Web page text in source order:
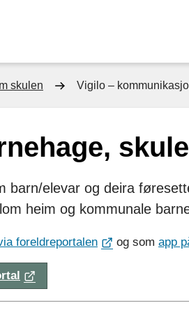
skulen Vigilo –
barn/elevar og deira
heim og kommunale
foreldreportalen og som app